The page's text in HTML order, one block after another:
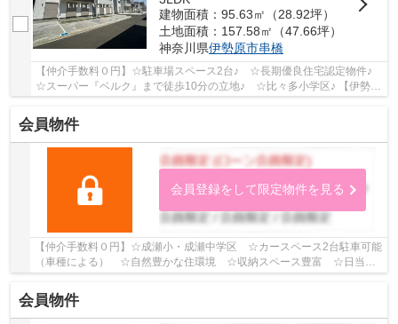
建物面積：95.63㎡（28.92坪）
土地面積：157.58㎡（47.66坪）
神奈川県伊勢原市串橋
【仲介手数料０円】☆駐車場スペース2台♪ ☆長期優良住宅認定物件♪
☆スーパー『ベルク』まで徒歩10分の立地♪ ☆比々多小学区♪ 【伊勢原
市の新築一戸建てのことならリビングボイスにお...
会員物件
会員登録をして限定物件を見る
【仲介手数料０円】☆成瀬小・成瀬中学区 ☆カースペース2台駐車可能
（車種による） ☆自然豊かな住環境 ☆収納スペース豊富 ☆日当
り・通風良好です♪ 【伊勢原市の新築一戸建てのこと...
会員物件